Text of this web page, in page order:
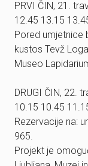
PRVI ČIN, 21.
12.45 13.15
Pored umjetnice
kustos Tevž
Museo
DRUGI ČIN, 22.
10.15 10.45
Rezervacije na:
965.
Projekt je